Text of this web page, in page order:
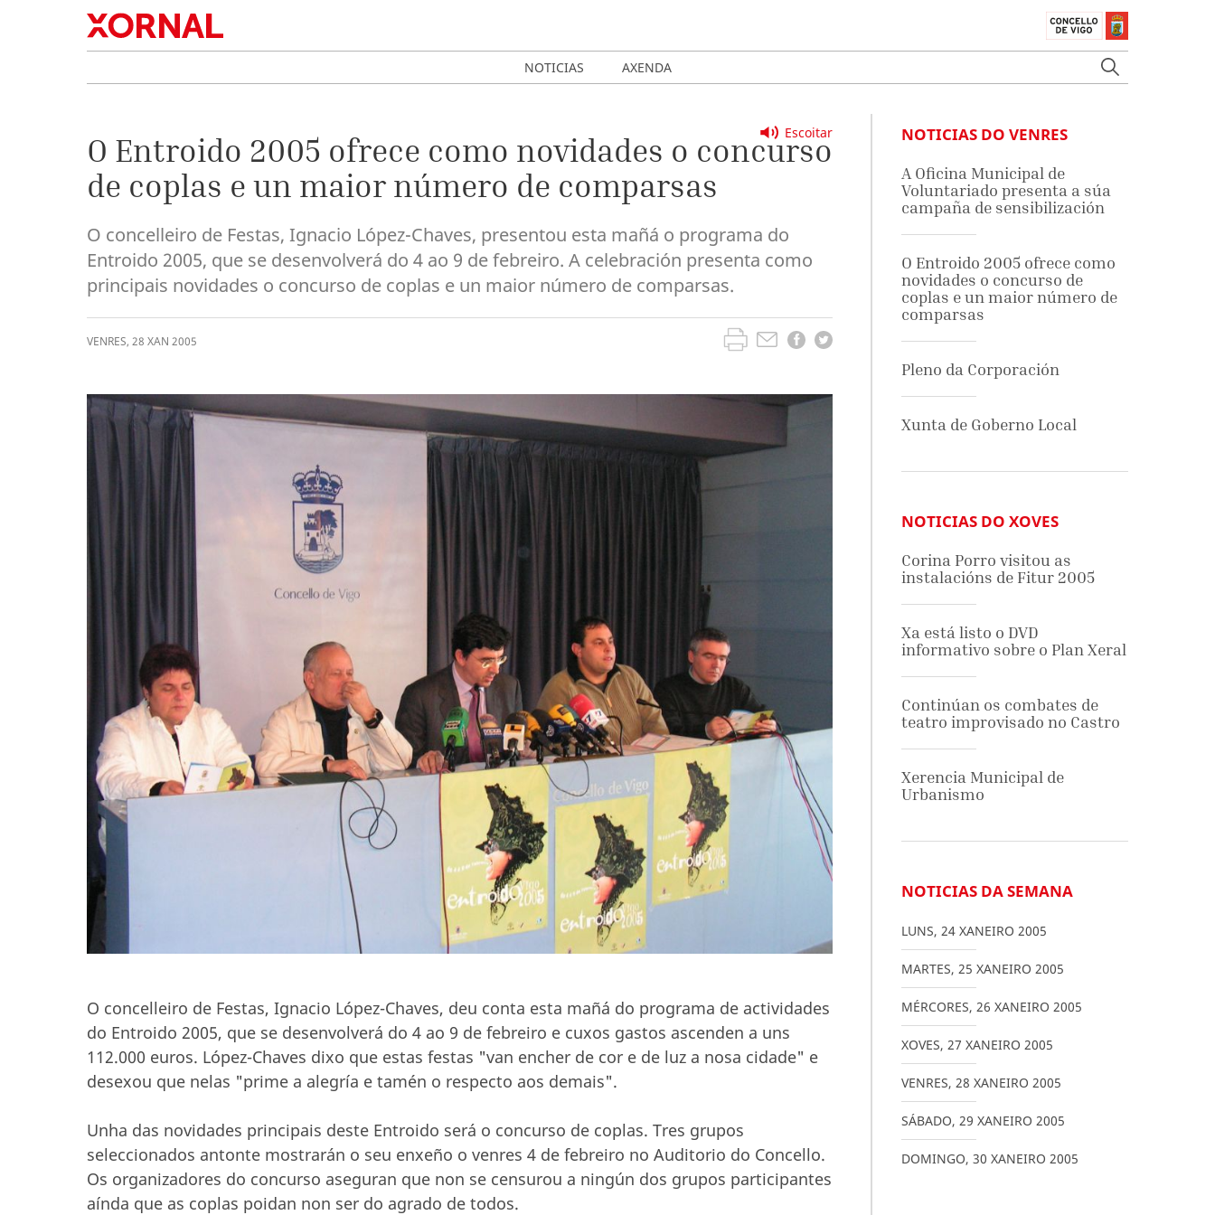
NOTICIAS AXENDA
Escoitar
O Entroido 2005 ofrece como novidades o concurso
de coplas e un maior número de comparsas
O concelleiro de Festas, Ignacio López-Chaves, presentou esta mañá o programa do
Entroido 2005, que se desenvolverá do 4 ao 9 de febreiro. A celebración presenta como
principais novidades o concurso de coplas e un maior número de comparsas.
VENRES, 28 XAN 2005
O concelleiro de Festas, Ignacio López-Chaves, deu conta esta mañá do programa de actividades
do Entroido 2005, que se desenvolverá do 4 ao 9 de febreiro e cuxos gastos ascenden a uns
112.000 euros. López-Chaves dixo que estas festas "van encher de cor e de luz a nosa cidade" e
desexou que nelas "prime a alegría e tamén o respecto aos demais".
Unha das novidades principais deste Entroido será o concurso de coplas. Tres grupos
seleccionados antonte mostrarán o seu enxeño o venres 4 de febreiro no Auditorio do Concello.
Os organizadores do concurso aseguran que non se censurou a ningún dos grupos participantes
aínda que as coplas poidan non ser do agrado de todos.
NOTICIAS DO VENRES
A Oficina Municipal de
Voluntariado presenta a súa
campaña de sensibilización
O Entroido 2005 ofrece como
novidades o concurso de
coplas e un maior número de
comparsas
Pleno da Corporación
Xunta de Goberno Local
NOTICIAS DO XOVES
Corina Porro visitou as
instalacións de Fitur 2005
Xa está listo o DVD
informativo sobre o Plan Xeral
Continúan os combates de
teatro improvisado no Castro
Xerencia Municipal de
Urbanismo
NOTICIAS DA SEMANA
LUNS, 24 XANEIRO 2005
MARTES, 25 XANEIRO 2005
MÉRCORES, 26 XANEIRO 2005
XOVES, 27 XANEIRO 2005
VENRES, 28 XANEIRO 2005
SÁBADO, 29 XANEIRO 2005
DOMINGO, 30 XANEIRO 2005